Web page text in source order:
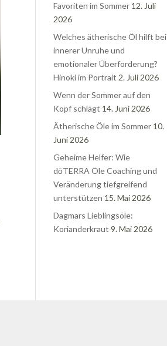
Favoriten im Sommer 12. Juli
2026
Welches ätherische Öl hilft bei
innerer Unruhe und
emotionaler Überforderung?
Hinoki im Portrait 2. Juli 2026
Wenn der Sommer auf den
Kopf schlägt 14. Juni 2026
Ätherische Öle im Sommer 10.
Juni 2026
Geheime Helfer: Wie
dōTERRA Öle Coaching und
Veränderung tiefgreifend
unterstützen 15. Mai 2026
Dagmars Lieblingsöle:
Korianderkraut 9. Mai 2026